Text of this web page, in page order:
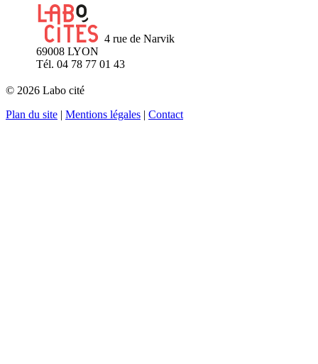
4 rue de Narvik
69008 LYON
Tél. 04 78 77 01 43
© 2026 Labo cité
Plan du site | Mentions légales | Contact